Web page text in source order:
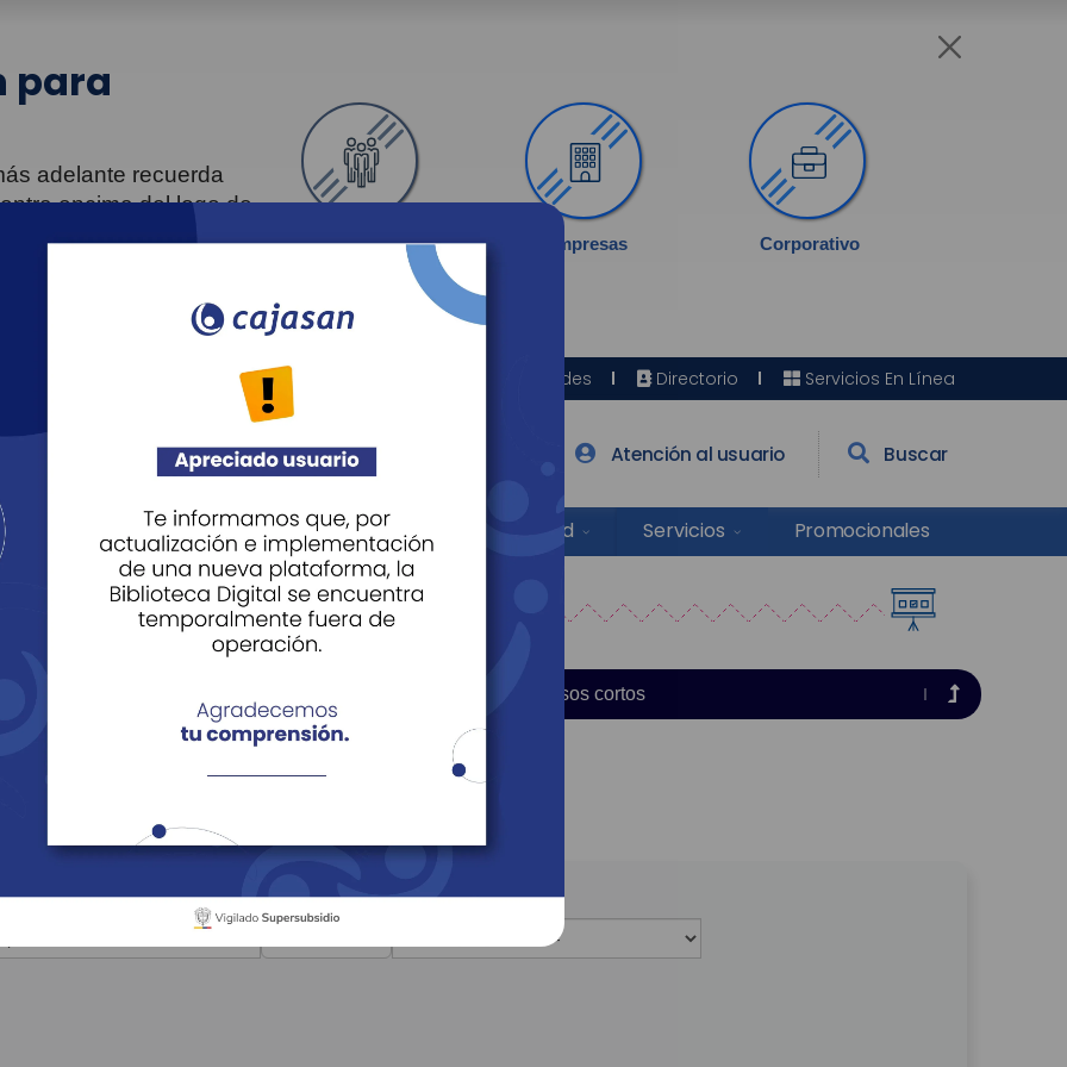
para
adelante recuerda
encima del logo de
Personas Empresas Corporativo
Sedes Directorio Servicios En Línea
Agéndate Atención al usuario Buscar
Recreación Educación Cultura Salud Servicios Promocionales
Cursos cortos
Técnico Laboral
y Santander